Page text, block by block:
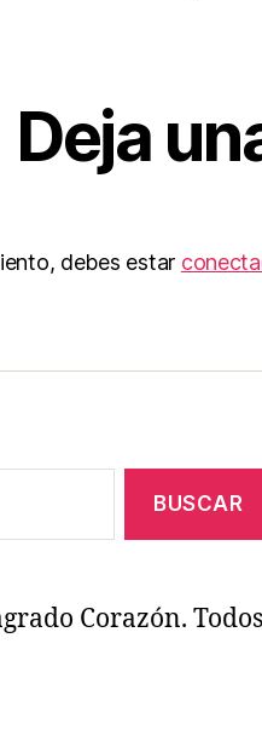
Deja
debes estar
Corazón. Todos